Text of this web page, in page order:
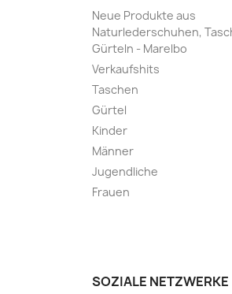
Neue Produkte aus
Naturlederschuhen,
Gürteln - Marelbo
Verkaufshits
Taschen
Gürtel
Kinder
Männer
Jugendliche
Frauen
SOZIALE NETZWERKE